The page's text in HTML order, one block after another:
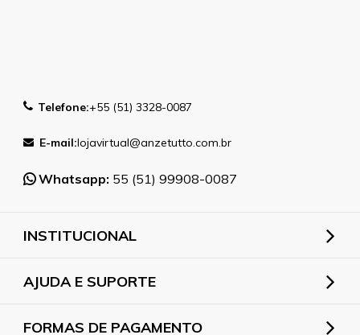
Telefone:+55 (51) 3328-0087
E-mail:lojavirtual@anzetutto.com.br
Whatsapp: 55 (51) 99908-0087
INSTITUCIONAL
AJUDA E SUPORTE
FORMAS DE PAGAMENTO